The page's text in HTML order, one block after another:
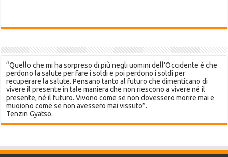
“Quello che mi ha sorpreso di più negli uomini dell’Occidente è che
perdono la salute per fare i soldi e poi perdono i soldi per
recuperare la salute. Pensano tanto al futuro che dimenticano di
vivere il presente in tale maniera che non riescono a vivere né il
presente, né il futuro. Vivono come se non dovessero morire mai e
muoiono come se non avessero mai vissuto”.
Tenzin Gyatso.